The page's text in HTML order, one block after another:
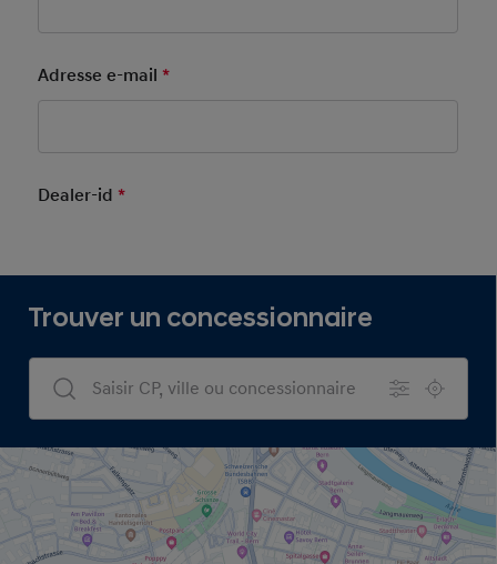
Adresse e-mail*
Dealer-id*
Trouver un concessionnaire
Dealers Search